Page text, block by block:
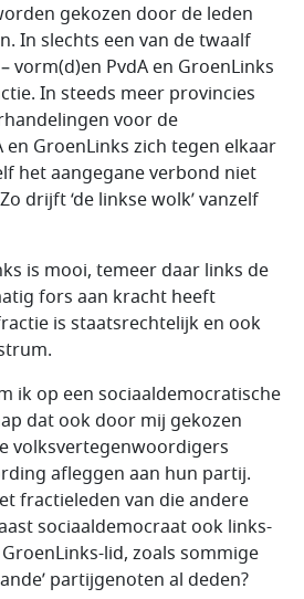
gekozen door de leden
In slechts een van de twaalf
vorm(d)en PvdA en GroenLinks
In steeds meer provincies
voor de
GroenLinks zich tegen elkaar
het aangegane verbond niet
drijft ‘de linkse wolk’ vanzelf
is mooi, temeer daar links de
fors aan kracht heeft
is staatsrechtelijk en ook
ik op een sociaaldemocratische
dat ook door mij gekozen
volksvertegenwoordigers
afleggen aan hun partij.
fractieleden van die andere
sociaaldemocraat ook links-
lid, zoals sommige
partijgenoten al deden?